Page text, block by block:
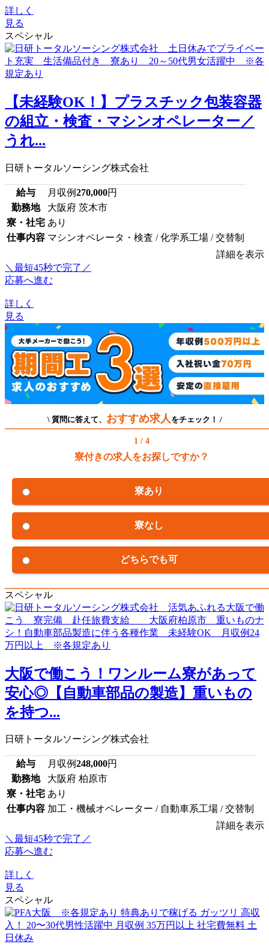
詳しく
見る
スペシャル
【未経験OK！】プラスチック包装容器
の組立・検査・マシンオペレーター／
うれ...
日研トータルソーシング株式会社
給与 月収例270,000円
勤務地
大阪府 茨木市
寮・社宅 あり
仕事内容 マシンオペレータ・検査 / 化学系工場 / 交替制
詳細を表示
＼最短45秒で完了／
応募へ進む
詳しく
見る
\ 質問に答えて、 おすすめ求人 をチェック！ /
1 / 4
寮付きの求人をお探しですか？
寮あり
寮なし
どちらでも可
スペシャル
大阪で働こう！ワンルーム寮があって
安心◎【自動車部品の製造】重いもの
を持つ...
日研トータルソーシング株式会社
給与 月収例248,000円
勤務地
大阪府 柏原市
寮・社宅 あり
仕事内容 加工・機械オペレーター / 自動車系工場 / 交替制
詳細を表示
＼最短45秒で完了／
応募へ進む
詳しく
見る
スペシャル